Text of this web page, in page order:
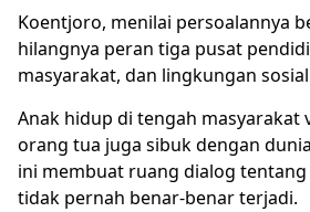
Koentjoro, menilai persoalannya
hilangnya peran tiga pusat
masyarakat, dan lingkungan
Anak hidup di tengah masyarakat
orang tua juga sibuk dengan
ini membuat ruang dialog tentang
tidak pernah benar-benar terjadi.